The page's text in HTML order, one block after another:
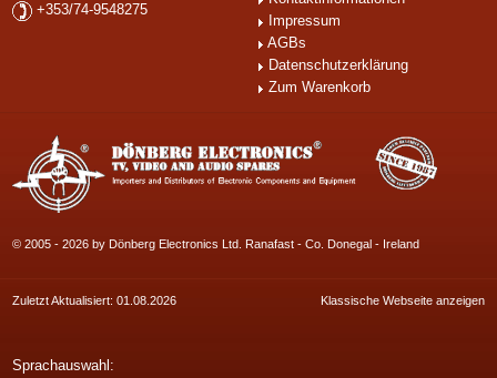
+353/74-9548275
Impressum
AGBs
Datenschutzerklärung
Zum Warenkorb
© 2005 - 2026 by Dönberg Electronics Ltd. Ranafast - Co. Donegal - Ireland
Zuletzt Aktualisiert: 01.08.2026 Klassische Webseite anzeigen
Sprachauswahl: